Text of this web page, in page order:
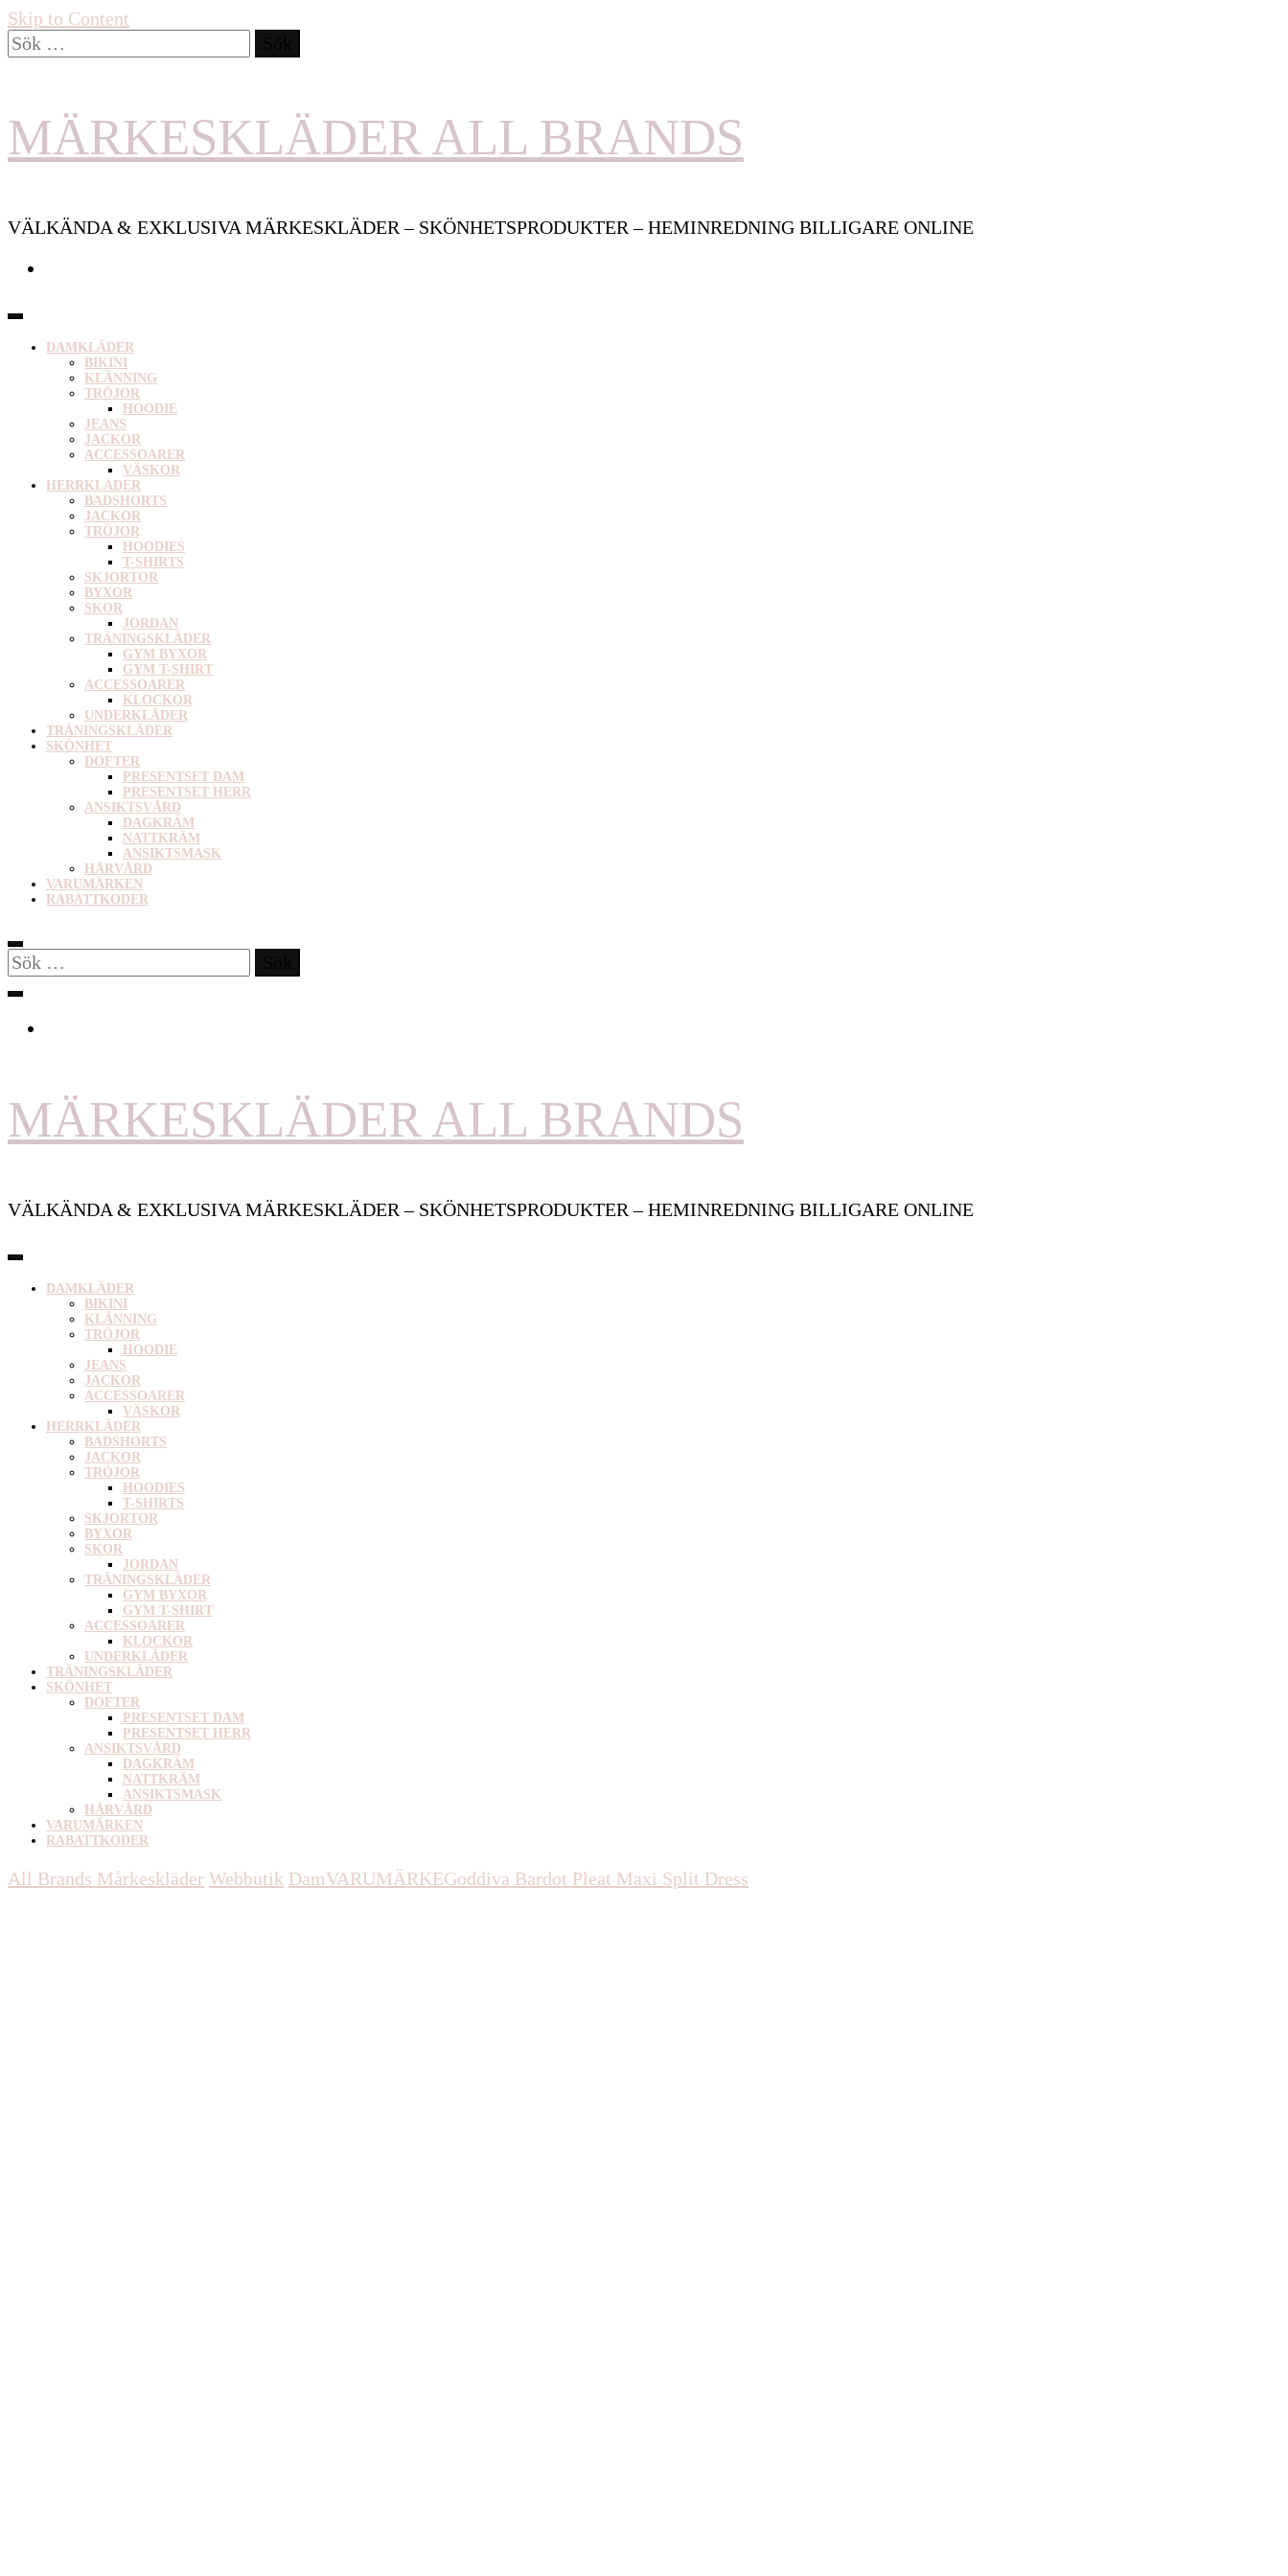
Skip to Content
Sök
efter:
MÄRKESKLÄDER ALL BRANDS
VÄLKÄNDA & EXKLUSIVA MÄRKESKLÄDER – SKÖNHETSPRODUKTER – HEMINREDNING BILLIGARE ONLINE
DAMKLÄDER
BIKINI
KLÄNNING
TRÖJOR
HOODIE
JEANS
JACKOR
ACCESSOARER
VÄSKOR
HERRKLÄDER
BADSHORTS
JACKOR
TRÖJOR
HOODIES
T-SHIRTS
SKJORTOR
BYXOR
SKOR
JORDAN
TRÄNINGSKLÄDER
GYM BYXOR
GYM T-SHIRT
ACCESSOARER
KLOCKOR
UNDERKLÄDER
TRÄNINGSKLÄDER
SKÖNHET
DOFTER
PRESENTSET DAM
PRESENTSET HERR
ANSIKTSVÅRD
DAGKRÄM
NATTKRÄM
ANSIKTSMASK
HÅRVÅRD
VARUMÄRKEN
RABATTKODER
Sök
efter:
MÄRKESKLÄDER ALL BRANDS
VÄLKÄNDA & EXKLUSIVA MÄRKESKLÄDER – SKÖNHETSPRODUKTER – HEMINREDNING BILLIGARE ONLINE
DAMKLÄDER
BIKINI
KLÄNNING
TRÖJOR
HOODIE
JEANS
JACKOR
ACCESSOARER
VÄSKOR
HERRKLÄDER
BADSHORTS
JACKOR
TRÖJOR
HOODIES
T-SHIRTS
SKJORTOR
BYXOR
SKOR
JORDAN
TRÄNINGSKLÄDER
GYM BYXOR
GYM T-SHIRT
ACCESSOARER
KLOCKOR
UNDERKLÄDER
TRÄNINGSKLÄDER
SKÖNHET
DOFTER
PRESENTSET DAM
PRESENTSET HERR
ANSIKTSVÅRD
DAGKRÄM
NATTKRÄM
ANSIKTSMASK
HÅRVÅRD
VARUMÄRKEN
RABATTKODER
All Brands Mårkeskläder Webbutik DamVARUMÄRKEGoddiva Bardot Pleat Maxi Split Dress